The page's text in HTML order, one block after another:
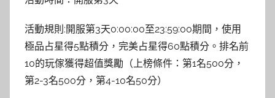
活動規則:開服第3天0:00:00至23:59:00期間，使用
極品占星得5點積分，完美占星得60點積分。排名前
10的玩傢獲得超值獎勵（上榜條件：第1名500分，
第2-3名500分，第4-10名50分）